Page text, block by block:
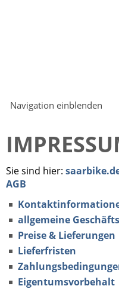
Navigation einblenden
Sie sind hier: saarbike.de
AGB
allgemeine
Preise & Lieferungen
Lieferfristen
Eigentumsvorbehalt